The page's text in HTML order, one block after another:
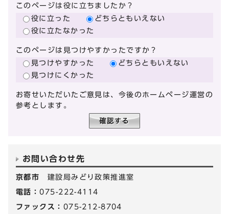
このページは役に立ちましたか？
役に立った
どちらともいえない
役に立たなかった
このページは見つけやすかったですか？
見つけやすかった
どちらともいえない
見つけにくかった
お寄せいただいたご意見は、今後のホームページ運営の
参考とします。
お問い合わせ先
京都市 建設局みどり政策推進室
電話：075-222-4114
ファックス： 075-212-8704